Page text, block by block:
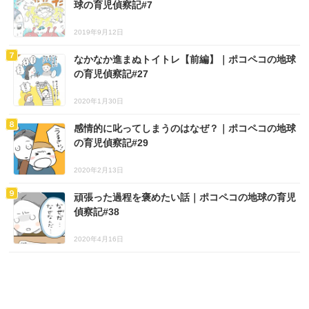
球の育児偵察記#7
2019年9月12日
なかなか進まぬトイトレ【前編】｜ポコペコの地球
の育児偵察記#27
2020年1月30日
感情的に叱ってしまうのはなぜ？｜ポコペコの地球
の育児偵察記#29
2020年2月13日
頑張った過程を褒めたい話｜ポコペコの地球の育児
偵察記#38
2020年4月16日